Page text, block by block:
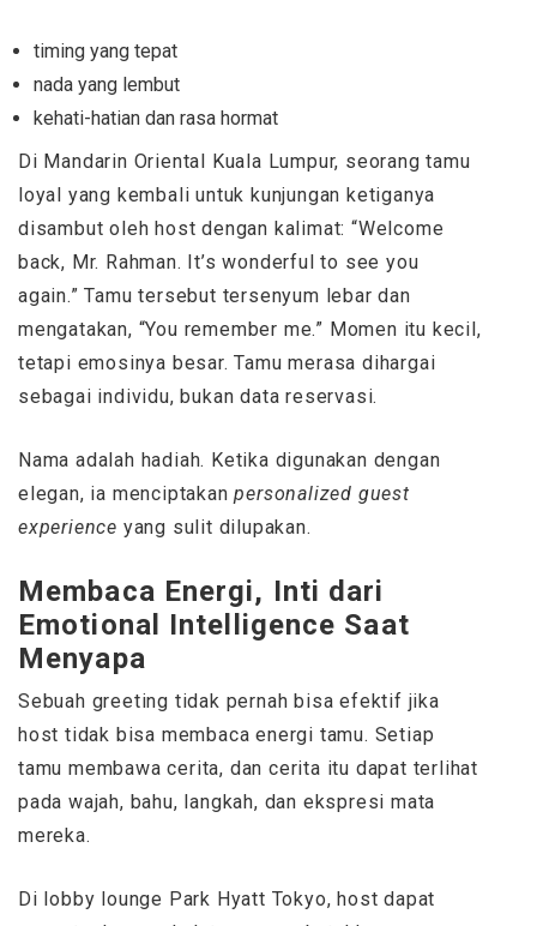
timing yang tepat
nada yang lembut
kehati-hatian dan rasa hormat
Di Mandarin Oriental Kuala Lumpur, seorang tamu
loyal yang kembali untuk kunjungan ketiganya
disambut oleh host dengan kalimat: “Welcome
back, Mr. Rahman. It’s wonderful to see you
again.” Tamu tersebut tersenyum lebar dan
mengatakan, “You remember me.” Momen itu kecil,
tetapi emosinya besar. Tamu merasa dihargai
sebagai individu, bukan data reservasi.
Nama adalah hadiah. Ketika digunakan dengan
elegan, ia menciptakanpersonalized guest
experience yang sulit dilupakan.
Membaca Energi, Inti dari
Emotional Intelligence Saat
Menyapa
Sebuah greeting tidak pernah bisa efektif jika
host tidak bisa membaca energi tamu. Setiap
tamu membawa cerita, dan cerita itu dapat terlihat
pada wajah, bahu, langkah, dan ekspresi mata
mereka.
Di lobby lounge Park Hyatt Tokyo, host dapat